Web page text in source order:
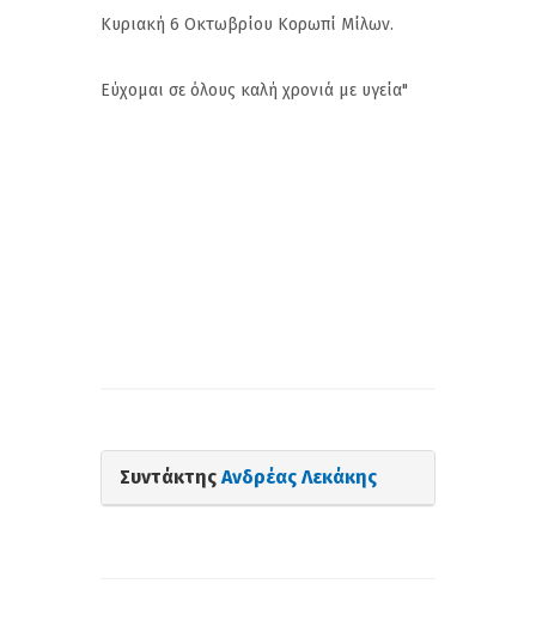
Κυριακή 6 Οκτωβρίου Κορωπί Μίλων.
Εύχομαι σε όλους καλή χρονιά με υγεία"
Συντάκτης Ανδρέας Λεκάκης